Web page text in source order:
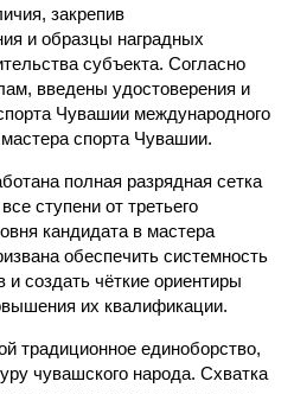
закрепив
и образцы наградных
субъекта. Согласно
введены удостоверения и
Чувашии международного
спорта Чувашии.
полная разрядная сетка
ступени от третьего
кандидата в мастера
обеспечить системность
и создать чёткие ориентиры
их квалификации.
традиционное единоборство,
чувашского народа. Схватка